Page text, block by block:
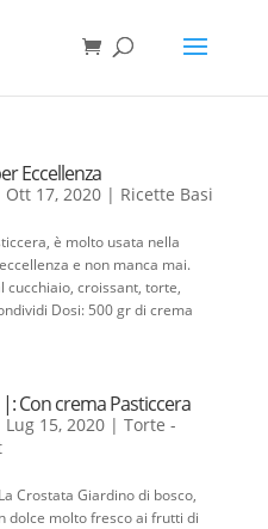
Eccellenza
Ott 17, 2020| Ricette Basi
è molto usata nella
e non manca mai.
cucchiaio, croissant, torte,
Dosi: 500 gr di crema
Con crema Pasticcera
Lug 15, 2020| Torte -
Crostata Giardino di bosco,
dolce molto fresco ai frutti di